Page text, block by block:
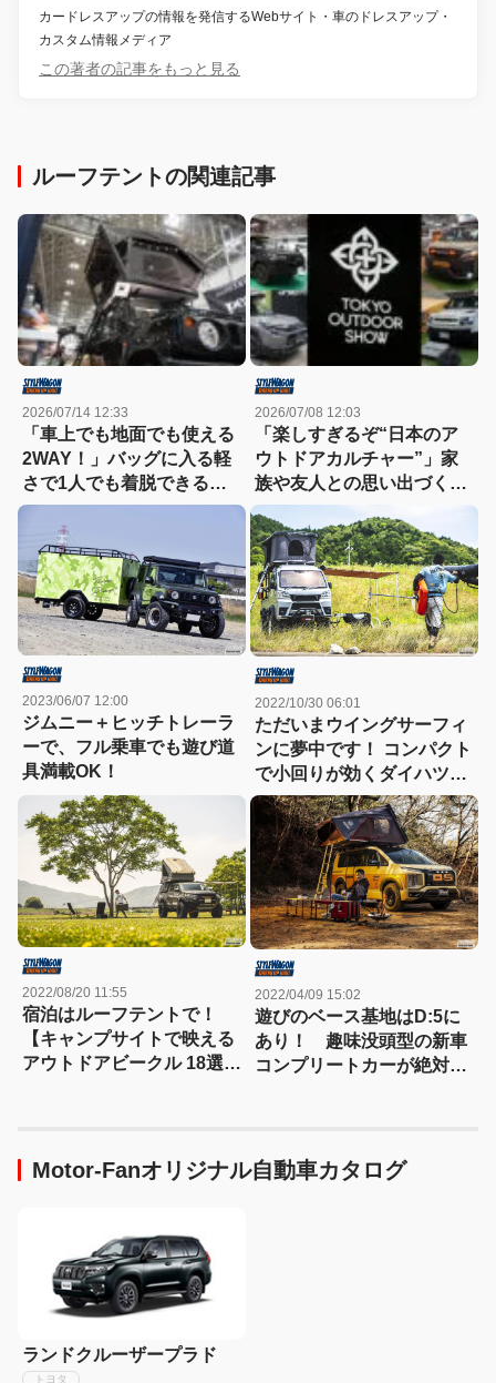
カードレスアップの情報を発信するWebサイト・車のドレスアップ・
カスタム情報メディア
この著者の記事をもっと見る
ルーフテントの関連記事
2026/07/14 12:33
「車上でも地面でも使える
2WAY！」バッグに入る軽
さで1人でも着脱できる、
革新的なルーフトップテン
トが画期的すぎる【東京ア
ウトドアショー2026】
2026/07/08 12:03
「楽しすぎるぞ“日本のア
ウトドアカルチャー”」家
族や友人との思い出づくり
にもピッタリなイベントで
遊ばない？【東京アウトド
アショー2026】
2023/06/07 12:00
ジムニー＋ヒッチトレーラ
ーで、フル乗車でも遊び道
具満載OK！
2022/10/30 06:01
ただいまウイングサーフィ
ンに夢中です！ コンパクト
で小回りが効くダイハツ・
ハイゼットジャンボならど
こにでも行ける！【頼もし
い相棒=愛車と過ごす、楽
しい休日】
2022/08/20 11:55
宿泊はルーフテントで！
【キャンプサイトで映える
アウトドアビークル 18選】
＆タコマ！
2022/04/09 15:02
遊びのベース基地はD:5に
あり！ 趣味没頭型の新車
コンプリートカーが絶対お
の最強ギア】
Motor-Fanオリジナル自動車カタログ
ランドクルーザープラド
トヨタ